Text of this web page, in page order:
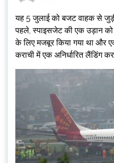
यह 5 जुलाई को बजट वाहक से
पहले, स्पाइसजेट की एक उड़ान
के लिए मजबूर किया गया था और
कराची में एक अनिर्धारित लैंडिंग